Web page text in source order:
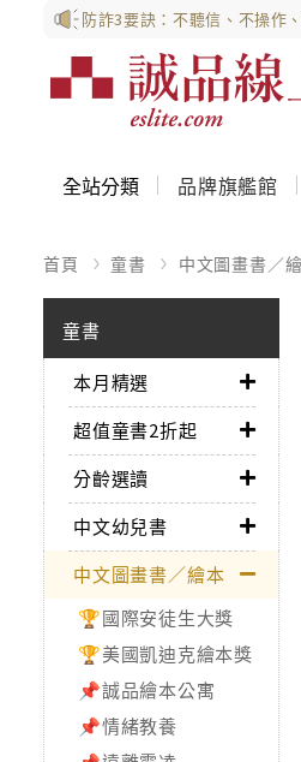
防詐3要訣：不聽信、不操作
全站分類 品牌旗艦館
首頁 童書 中文圖畫書／
童書
本月精選
超值童書2折起
分齡選讀
中文幼兒書
中文圖畫書／繪本
🏆國際安徒生大獎
🏆美國凱迪克繪本獎
📌誠品繪本公寓
📌情緒教養